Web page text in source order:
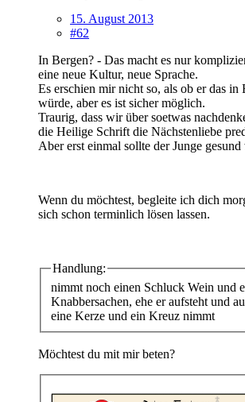
15. August 2013
#62
In Bergen? - Das macht es nur
eine neue Kultur, neue Sprache.
Es erschien mir nicht so, als ob er das in
würde, aber es ist sicher möglich.
Traurig, dass wir über soetwas
die Heilige Schrift die Nächstenliebe
Aber erst einmal sollte der Junge gesund
Wenn du möchtest, begleite ich dich
sich schon terminlich lösen lassen.
Handlung:
nimmt noch einen Schluck Wein und
Knabbersachen, ehe er aufsteht und
eine Kerze und ein Kreuz nimmt
Möchtest du mit mir beten?